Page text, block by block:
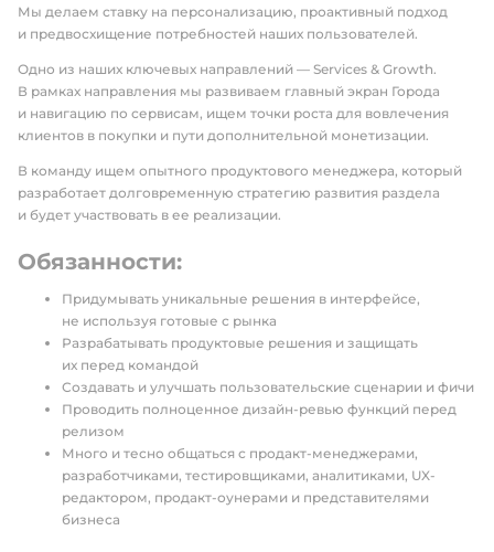
Мы делаем ставку на персонализацию, проактивный подход
и предвосхищение потребностей наших пользователей.
Одно из наших ключевых направлений — Services & Growth.
В рамках направления мы развиваем главный экран Города
и навигацию по сервисам, ищем точки роста для вовлечения
клиентов в покупки и пути дополнительной монетизации.
В команду ищем опытного продуктового менеджера, который
разработает долговременную стратегию развития раздела
и будет участвовать в ее реализации.
Обязанности:
Придумывать уникальные решения в интерфейсе,
не используя готовые с рынка
Разрабатывать продуктовые решения и защищать
их перед командой
Создавать и улучшать пользовательские сценарии и фичи
Проводить полноценное дизайн-ревью функций перед
релизом
Много и тесно общаться с продакт-менеджерами,
разработчиками, тестировщиками, аналитиками, UX-
редактором, продакт-оунерами и представителями
бизнеса